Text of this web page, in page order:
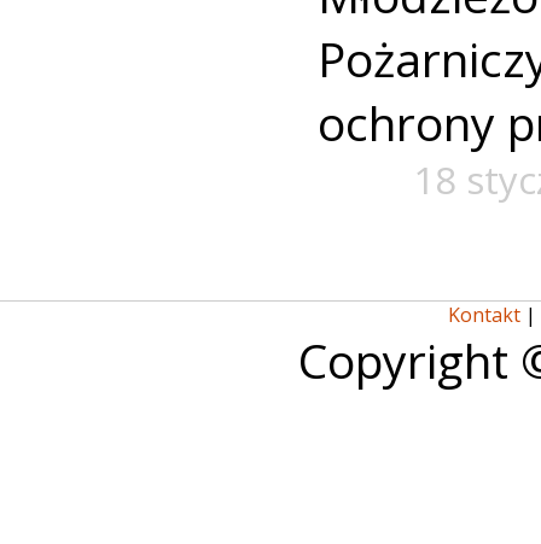
ochrony
18
Kontakt |
Copyright